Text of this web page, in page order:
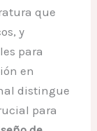
que
y
para
en
distingue
para